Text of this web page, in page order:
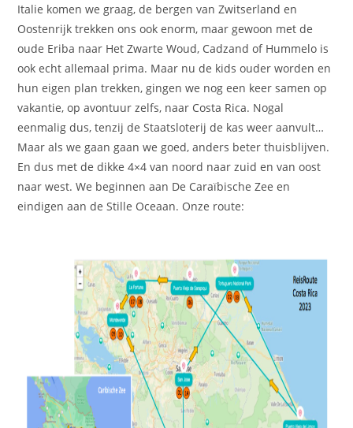
Italie komen we graag, de bergen van Zwitserland en
Oostenrijk trekken ons ook enorm, maar gewoon met de
oude Eriba naar Het Zwarte Woud, Cadzand of Hummelo is
ook echt allemaal prima. Maar nu de kids ouder worden en
hun eigen plan trekken, gingen we nog een keer samen op
vakantie, op avontuur zelfs, naar Costa Rica. Nogal
eenmalig dus, tenzij de Staatsloterij de kas weer aanvult…
Maar als we gaan gaan we goed, anders beter thuisblijven.
En dus met de dikke 4×4 van noord naar zuid en van oost
naar west. We beginnen aan De Caraïbische Zee en
eindigen aan de Stille Oceaan. Onze route: